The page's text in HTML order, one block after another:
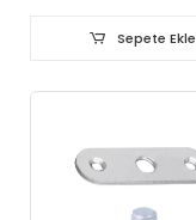
Sepete Ekle